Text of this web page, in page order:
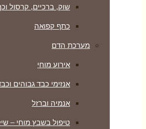
שוק, ברכיים, קרסול
כתף קפואה
מערכת הדם
אירוע מוחי
אנזימי כבד גבוהים
אנמיה וברזל
טיפול בשבץ מוחי –